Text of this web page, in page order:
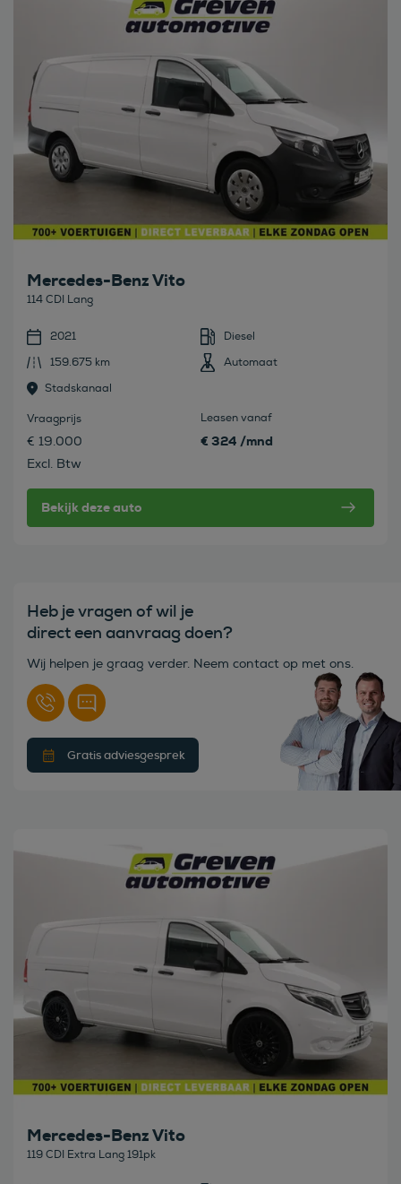
Mercedes-Benz Vito
114 CDI Lang
2021
Diesel
159.675 km
Automaat
Stadskanaal
Vraagprijs
€ 19.000
Excl. Btw
Leasen vanaf
€ 324 /mnd
Bekijk deze auto
Heb je vragen of wil je
direct een aanvraag doen?
Wij helpen je graag verder. Neem contact op met ons.
Gratis adviesgesprek
Mercedes-Benz Vito
119 CDI Extra Lang 191pk